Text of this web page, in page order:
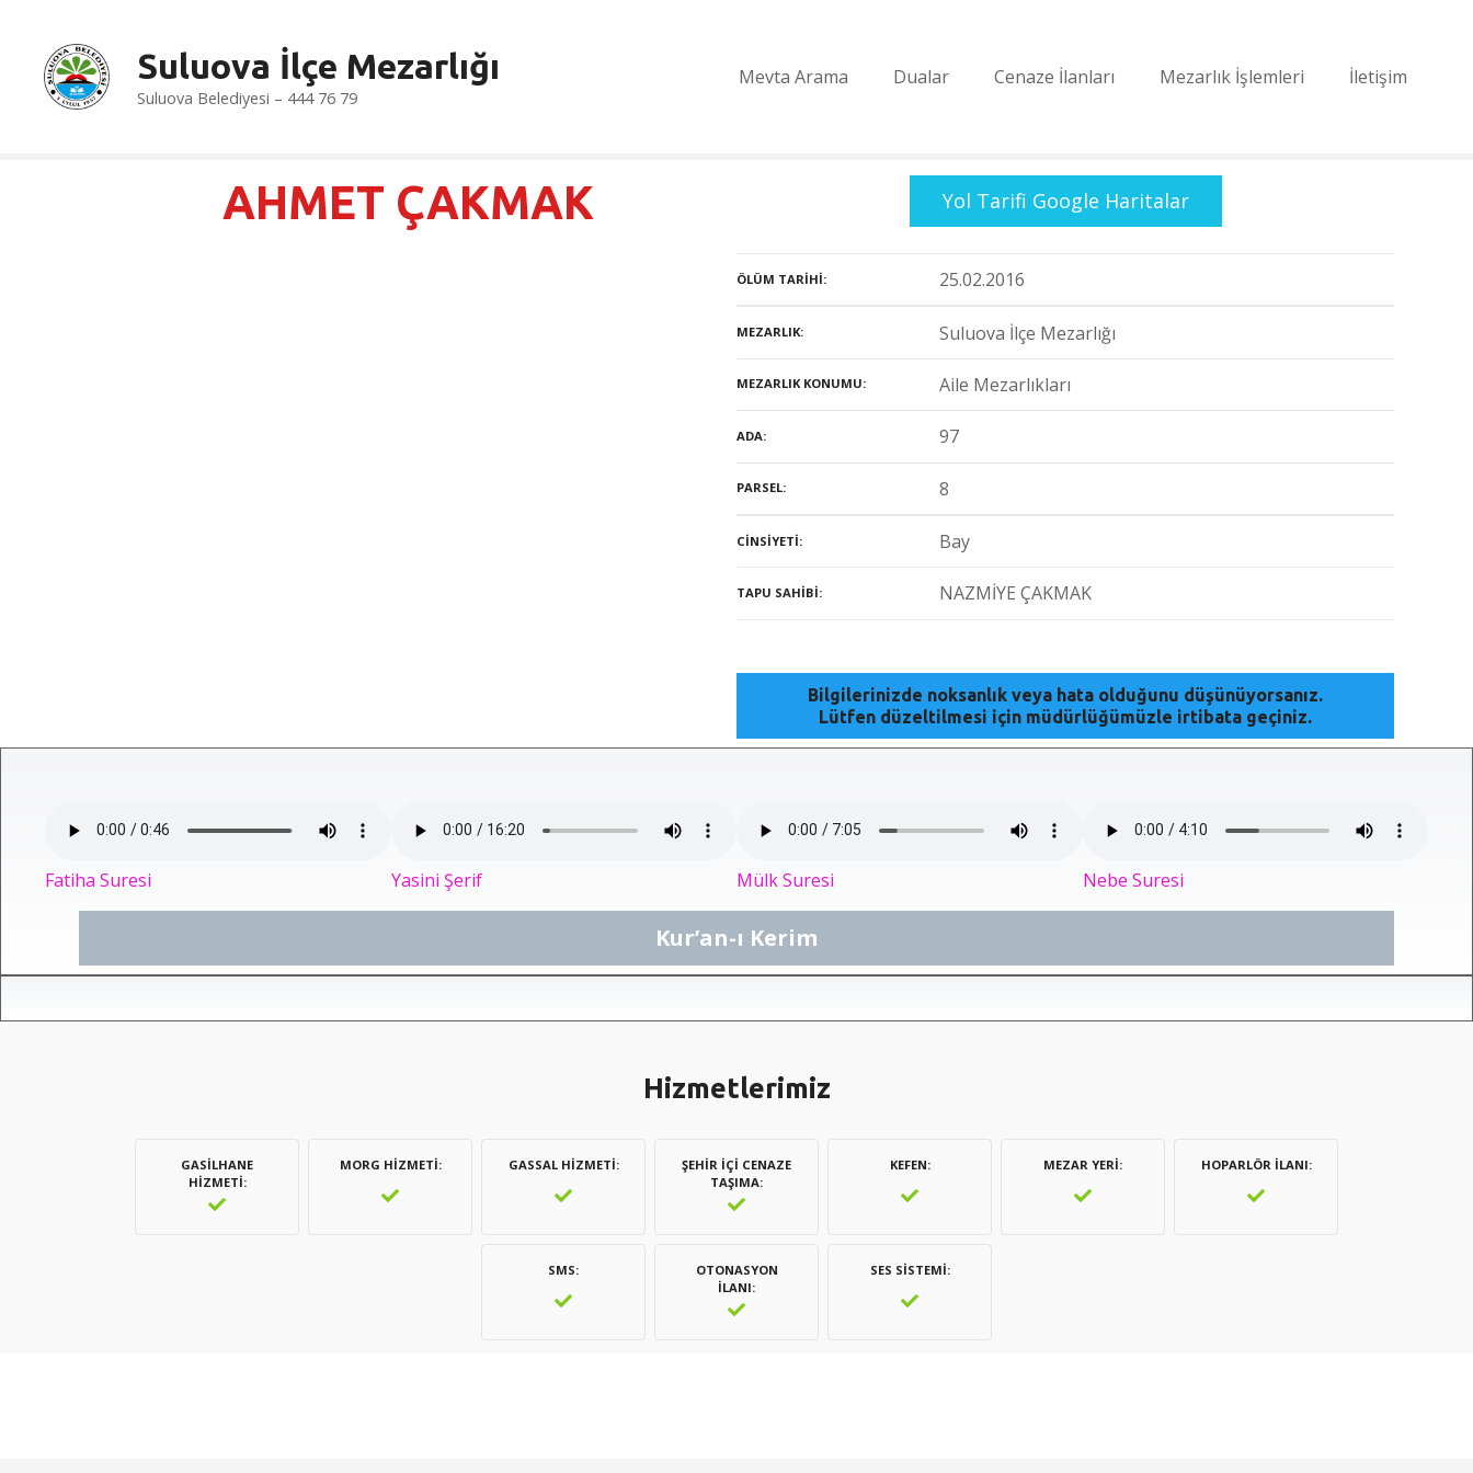
Suluova İlçe Mezarlığı
Suluova Belediyesi – 444 76 79
Mevta Arama Dualar Cenaze İlanları Mezarlık İşlemleri İletişim
AHMET ÇAKMAK Yol Tarifi Google Haritalar
ÖLÜM TARIHI 25.02.2016
MEZARLIK Suluova İlçe Mezarlığı
MEZARLIK KONUMU Aile Mezarlıkları
ADA 97
PARSEL 8
CINSIYETI Bay
TAPU SAHIBI NAZMİYE ÇAKMAK
Bilgilerinizde noksanlık veya hata olduğunu düşünüyorsanız.
Lütfen düzeltilmesi için müdürlüğümüzle irtibata geçiniz.
Fatiha Suresi Yasini Şerif Mülk Suresi Nebe Suresi
Kur’an-ı Kerim
Hizmetlerimiz
GASILHANE
HIZMETI
MORG HIZMETI GASSAL HIZMETI
ŞEHIR İÇI CENAZE
TAŞIMA
KEFEN MEZAR YERI HOPARLÖR İLANI
SMS
OTONASYON
İLANI
SES SISTEMI